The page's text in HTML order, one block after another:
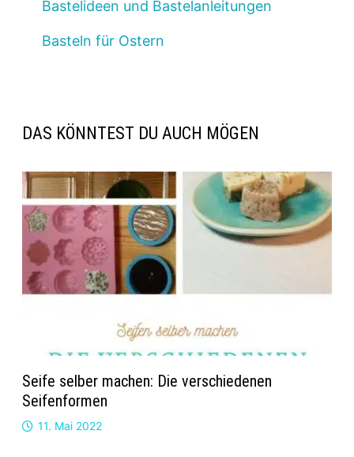
Bastelideen und Bastelanleitungen
Basteln für Ostern
DAS KÖNNTEST DU AUCH MÖGEN
Seife selber machen: Die verschiedenen
Seifenformen
11. Mai 2022